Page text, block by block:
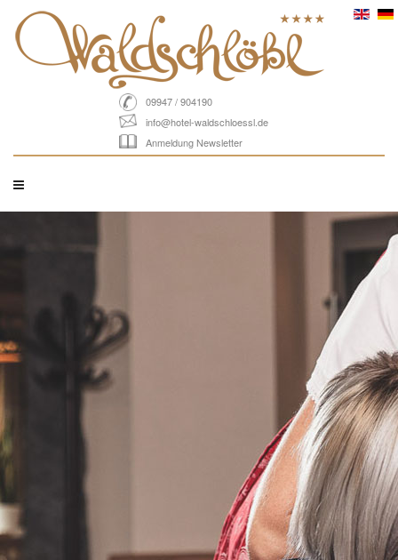
09947 / 904190
info@hotel-waldschloessl.de
Anmeldung Newsletter